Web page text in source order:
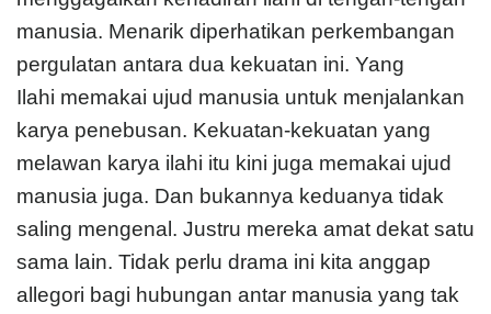
manusia. Menarik diperhatikan perkembangan
pergulatan antara dua kekuatan ini. Yang
Ilahi memakai ujud manusia untuk menjalankan
karya penebusan. Kekuatan-kekuatan yang
melawan karya ilahi itu kini juga memakai ujud
manusia juga. Dan bukannya keduanya tidak
saling mengenal. Justru mereka amat dekat satu
sama lain. Tidak perlu drama ini kita anggap
allegori bagi hubungan antar manusia yang tak